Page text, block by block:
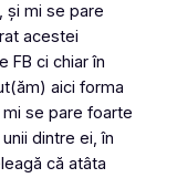
și mi se pare
acestei
FB ci chiar în
aici forma
se pare foarte
dintre ei, în
că atâta